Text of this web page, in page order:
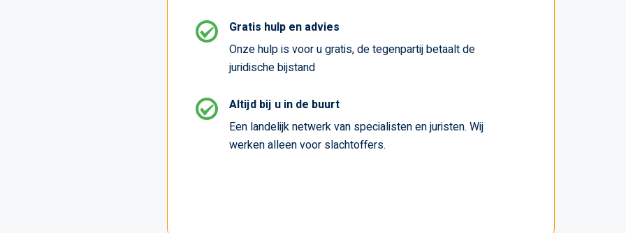
Gratis hulp en advies
Onze hulp is voor u gratis, de tegenpartij betaalt de
juridische bijstand
Altijd bij u in de buurt
Een landelijk netwerk van specialisten en juristen. Wij
werken alleen voor slachtoffers.